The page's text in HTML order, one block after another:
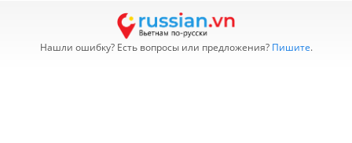
Нашли ошибку? Есть вопросы или предложения? Пишите.